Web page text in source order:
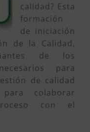
calidad? Esta
formación
de iniciación
de la Calidad,
de los
para
de calidad
colaborar
con el